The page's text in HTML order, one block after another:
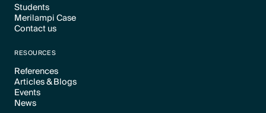
Text Link
Students
Text Link
Merilampi Case
Text Link
Contact us
RESOURCES
References
Text Link
Articles & Blogs
Text Link
Events
Text Link
News